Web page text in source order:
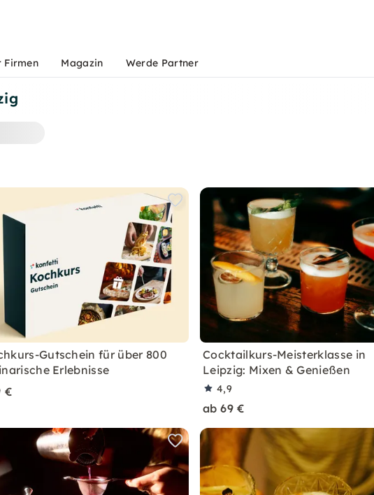
Gutschein für über 800
Erlebnisse
€
Cocktailkurs-Meisterklasse in
Leipzig: Mixen & Genießen
4,9
ab 69 €
Firmen Magazin Werde Partner